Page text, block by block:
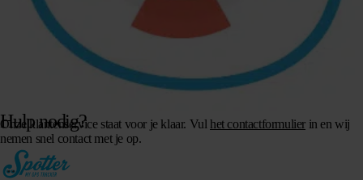
Hulp nodig?
Onze klantenservice staat voor je klaar. Vul het contactformulier in en wij
nemen snel contact met je op.